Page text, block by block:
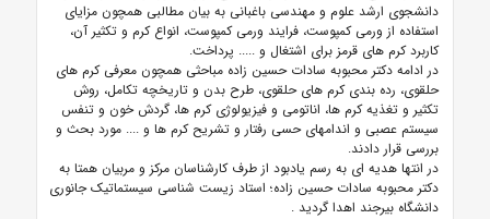
دانشجوی ارشد علوم و مهندسی باغبانی به بیان مطالبی همچون مزایای
استفاده از ورمی کمپوست، فرایند ورمی کمپوست، انواع کرم و تکثیر آن،
کاربرد کرم های قرمز برای اشتغال و ..... پرداخت.
در ادامه دکتر محبوبه سادات حسین زاده مباحثی همچون معرفی کرم های
حلقوی، رده بندی کرم های حلقوی، طرح بدن و تاریخچه تکامل، روش
تکثیر و تغذیه کرم ها، اناتومی و فیزیولوژی کرم ها، گردش خون و تنفس
سیستم عصبی و اندامهای حسی رفتار و تشریح کرم ها و .... مورد بحث و
بررسی قرار دادند.
در انتها هدیه ای به رسم یادبود از طرف کارشناسان مرکز و مربیان همتا به
دکتر محبوبه سادات حسین زاده؛ استاد زیست شناسی سیستماتیک جانوری
دانشگاه بیرجند اهدا گردید .